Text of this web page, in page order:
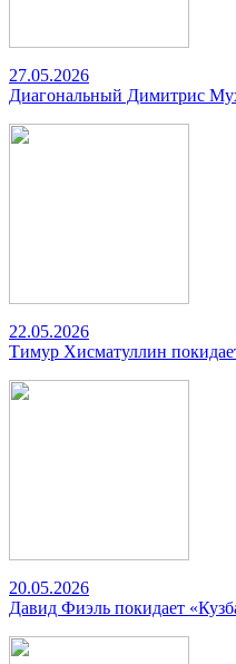
27.05.2026
Диагональный Димитрис
22.05.2026
Тимур Хисматуллин
20.05.2026
Давид Фиэль покидает